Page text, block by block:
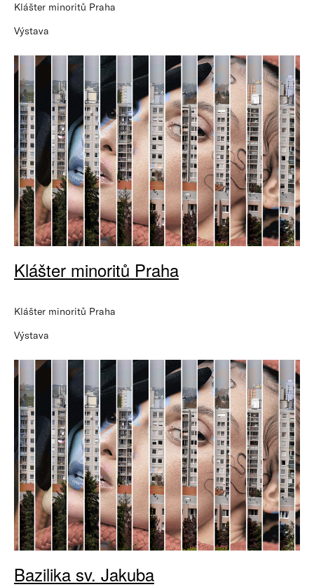
Klášter minoritů Praha
Výstava
Klášter minoritů Praha
Klášter minoritů Praha
Výstava
Bazilika sv. Jakuba